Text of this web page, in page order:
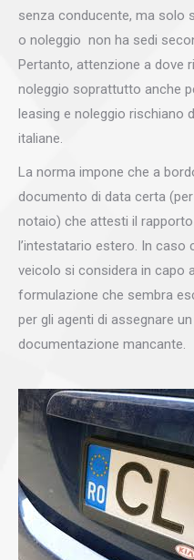
senza conducente, ma solo
o noleggio non ha sedi
Pertanto, attenzione a dove
noleggio soprattutto anche
leasing e noleggio rischiano
italiane.
La norma impone che a
documento di data certa
notaio) che attesti il
l’intestatario estero. In caso
veicolo si considera in capo
formulazione che sembra
per gli agenti di assegnare
documentazione mancante.